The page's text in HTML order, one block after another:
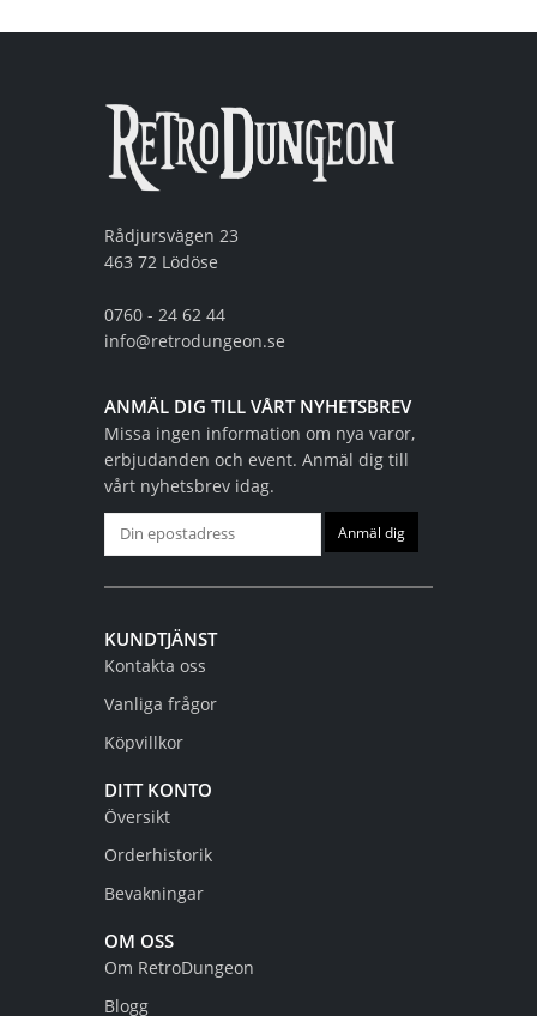
Rådjursvägen 23
463 72 Lödöse
0760 - 24 62 44
info@retrodungeon.se
ANMÄL DIG TILL VÅRT NYHETSBREV
Missa ingen information om nya varor,
erbjudanden och event. Anmäl dig till
vårt nyhetsbrev idag.
KUNDTJÄNST
Kontakta oss
Vanliga frågor
Köpvillkor
DITT KONTO
Översikt
Orderhistorik
Bevakningar
OM OSS
Om RetroDungeon
Blogg